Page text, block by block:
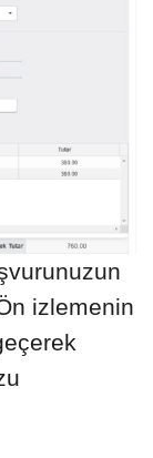
izlemenin